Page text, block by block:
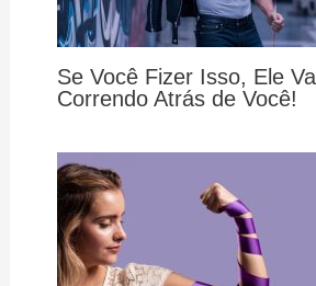
Se Você Fizer Isso, Ele
Correndo Atrás de Você!